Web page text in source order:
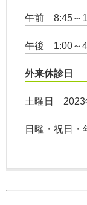
午前 8:45～
午後 1:00～
外来休診日
土曜日 2023
日曜・祝日